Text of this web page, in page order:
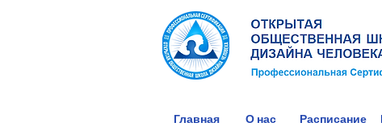
Главная О нас Расписание